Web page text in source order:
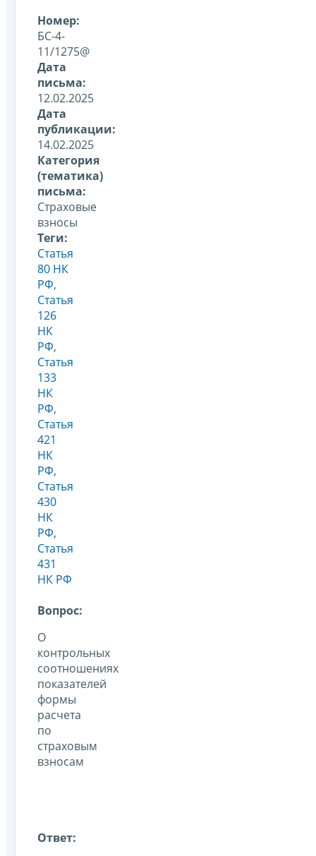
Номер:
БС-4-
11/1275@
Дата
письма:
12.02.2025
Дата
публикации:
14.02.2025
Категория
(тематика)
письма:
Страховые
взносы
Теги:
Статья
80 НК
РФ,
Статья
126
НК
РФ,
Статья
133
НК
РФ,
Статья
421
НК
РФ,
Статья
430
НК
РФ,
Статья
431
НК РФ
Вопрос:
О
контрольных
соотношениях
показателей
формы
расчета
по
страховым
взносам
Ответ: